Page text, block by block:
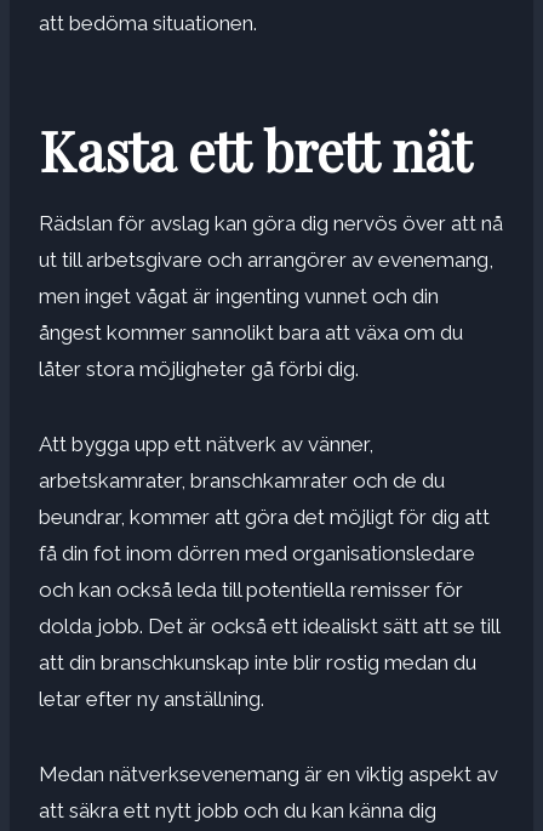
att bedöma situationen.
Kasta ett brett nät
Rädslan för avslag kan göra dig nervös över att nå
ut till arbetsgivare och arrangörer av evenemang,
men inget vågat är ingenting vunnet och din
ångest kommer sannolikt bara att växa om du
låter stora möjligheter gå förbi dig.
Att bygga upp ett nätverk av vänner,
arbetskamrater, branschkamrater och de du
beundrar, kommer att göra det möjligt för dig att
få din fot inom dörren med organisationsledare
och kan också leda till potentiella remisser för
dolda jobb. Det är också ett idealiskt sätt att se till
att din branschkunskap inte blir rostig medan du
letar efter ny anställning.
Medan nätverksevenemang är en viktig aspekt av
att säkra ett nytt jobb och du kan känna dig